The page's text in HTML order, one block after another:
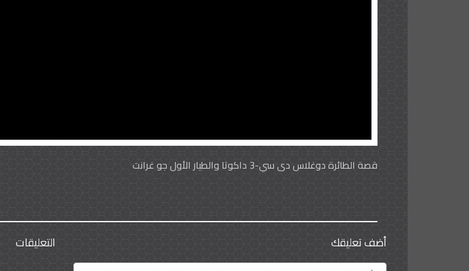
قصة الطائرة دوغلاس دي سي-3 داكوتا والطيار الأول جو غرانت
أضف تعليقك التعليقات